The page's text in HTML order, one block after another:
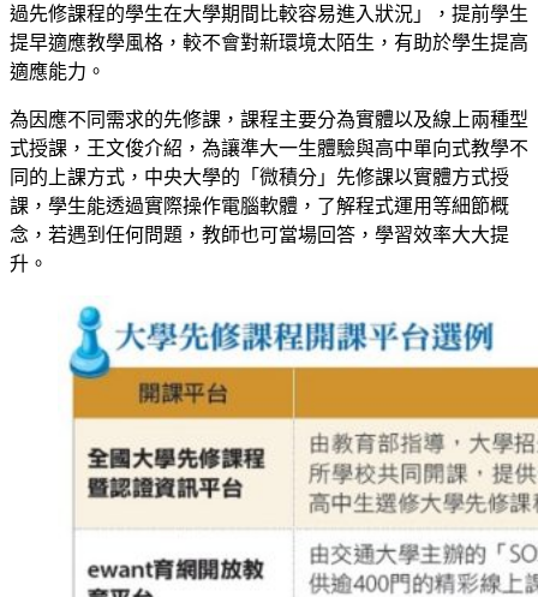
過先修課程的學生在大學期間比較容易進入狀況」，提前學生
提早適應教學風格，較不會對新環境太陌生，有助於學生提高
適應能力。
為因應不同需求的先修課，課程主要分為實體以及線上兩種型
式授課，王文俊介紹，為讓準大一生體驗與高中單向式教學不
同的上課方式，中央大學的「微積分」先修課以實體方式授
課，學生能透過實際操作電腦軟體，了解程式運用等細節概
念，若遇到任何問題，教師也可當場回答，學習效率大大提
升。